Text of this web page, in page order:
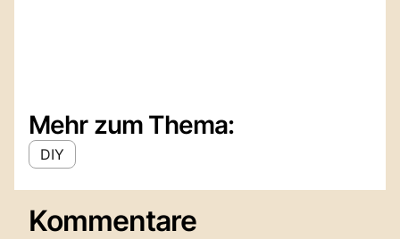
Mehr zum Thema:
DIY
Kommentare